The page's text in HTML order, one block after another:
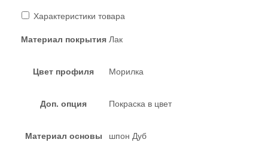
Характеристики товара
Материал покрытия Лак
Цвет профиля Морилка
Доп. опция Покраска в цвет
Материал основы шпон Дуб